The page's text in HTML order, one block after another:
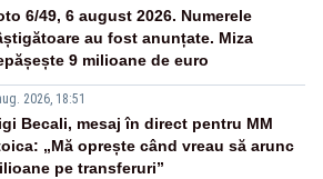
6/49, 6 august 2026. Numerele
au fost anunțate. Miza
9 milioane de euro
2026, 18:51
Becali, mesaj în direct pentru MM
„Mă oprește când vreau să arunc
pe transferuri”